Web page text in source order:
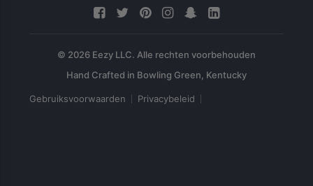
© 2026 Eezy LLC. Alle rechten voorbehouden
Gebruiksvoorwaarden Privacybeleid